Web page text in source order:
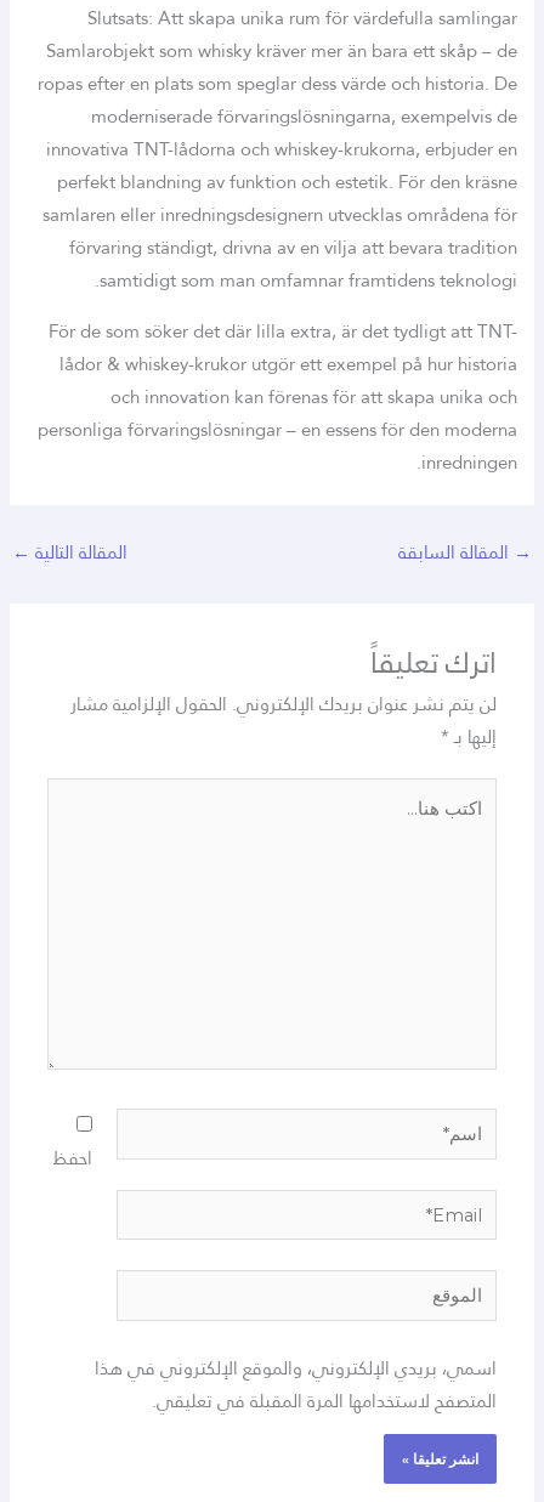
Slutsats: Att skapa unika rum för värdefulla samlingar
Samlarobjekt som whisky kräver mer än bara ett skåp – de
ropas efter en plats som speglar dess värde och historia. De
moderniserade förvaringslösningarna, exempelvis de
innovativa TNT-lådorna och whiskey-krukorna, erbjuder en
perfekt blandning av funktion och estetik. För den kräsne
samlaren eller inredningsdesignern utvecklas områdena för
förvaring ständigt, drivna av en vilja att bevara tradition
samtidigt som man omfamnar framtidens teknologi.
För de som söker det där lilla extra, är det tydligt att TNT-
lådor & whiskey-krukor utgör ett exempel på hur historia
och innovation kan förenas för att skapa unika och
personliga förvaringslösningar – en essens för den moderna
inredningen.
→ المقالة السابقة المقالة التالية ←
اترك تعليقاً
لن يتم نشر عنوان بريدك الإلكتروني. الحقول الإلزامية مشار
إليها بـ*
اكتب
اسم*
Email*
الموقع
احفظ
اسمي، بريدي الإلكتروني، والموقع الإلكتروني في هذا
المتصفح لاستخدامها المرة المقبلة في تعليقي.